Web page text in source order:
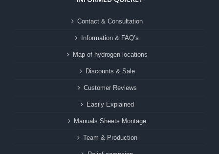
Contact & Consultation
Information & FAQ’s
Map of hydrogen locations
Discounts & Sale
Customer Reviews
Easily Explained
Manuals Sheets Montage
Team & Production